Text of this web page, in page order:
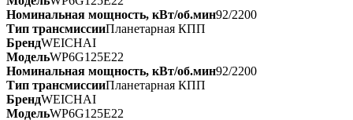
Номинальная мощность, кВт/об.мин92/2200
Тип трансмиссииПланетарная КПП
БрендWEICHAI
МодельWP6G125E22
Номинальная мощность, кВт/об.мин92/2200
Тип трансмиссииПланетарная КПП
БрендWEICHAI
МодельWP6G125E22